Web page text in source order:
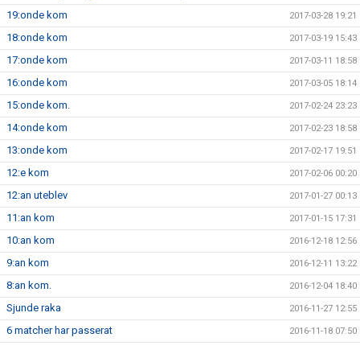
19:onde kom 2017-03-28 19:21
18:onde kom 2017-03-19 15:43
17:onde kom 2017-03-11 18:58
16:onde kom 2017-03-05 18:14
15:onde kom. 2017-02-24 23:23
14:onde kom 2017-02-23 18:58
13:onde kom 2017-02-17 19:51
12:e kom 2017-02-06 00:20
12:an uteblev 2017-01-27 00:13
11:an kom 2017-01-15 17:31
10:an kom 2016-12-18 12:56
9:an kom 2016-12-11 13:22
8:an kom. 2016-12-04 18:40
Sjunde raka 2016-11-27 12:55
6 matcher har passerat 2016-11-18 07:50